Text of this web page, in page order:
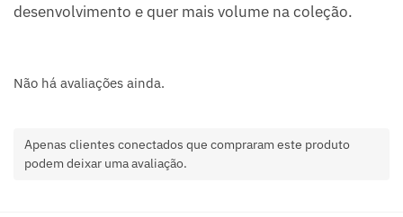
desenvolvimento e quer mais volume na coleção.
Não há avaliações ainda.
Apenas clientes conectados que compraram este produto
podem deixar uma avaliação.